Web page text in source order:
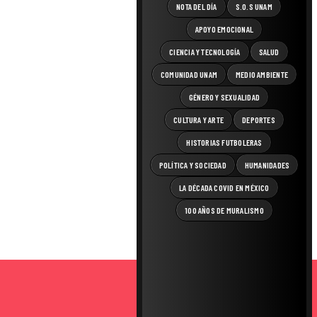
NOTA DEL DÍA S.O.S UNAM
APOYO EMOCIONAL
CIENCIA Y TECNOLOGÍA SALUD
COMUNIDAD UNAM MEDIO AMBIENTE
GÉNERO Y SEXUALIDAD
CULTURA Y ARTE DEPORTES
HISTORIAS FUTBOLERAS
POLÍTICA Y SOCIEDAD HUMANIDADES
LA DÉCADA COVID EN MÉXICO
100 AÑOS DE MURALISMO